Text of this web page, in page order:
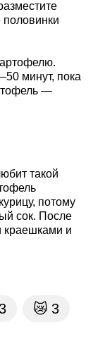
половинки
минут, пока
—
такой
потому
сок. После
краешками и
3 😿 3